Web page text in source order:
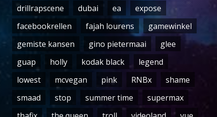
drillrapscene
dubai ea
expose
facebookrellen
fajah lourens
gamewinkel
gemiste kansen
gino pietermaai
glee
guap
holly kodak black
legend
lowest
mcvegan pink RNBx
shame
smaad
stop summer time
supermax